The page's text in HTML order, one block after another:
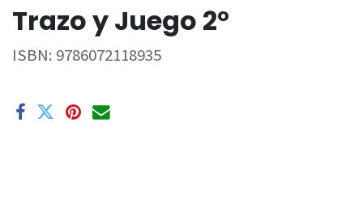
Trazo y Juego 2°
ISBN: 9786072118935